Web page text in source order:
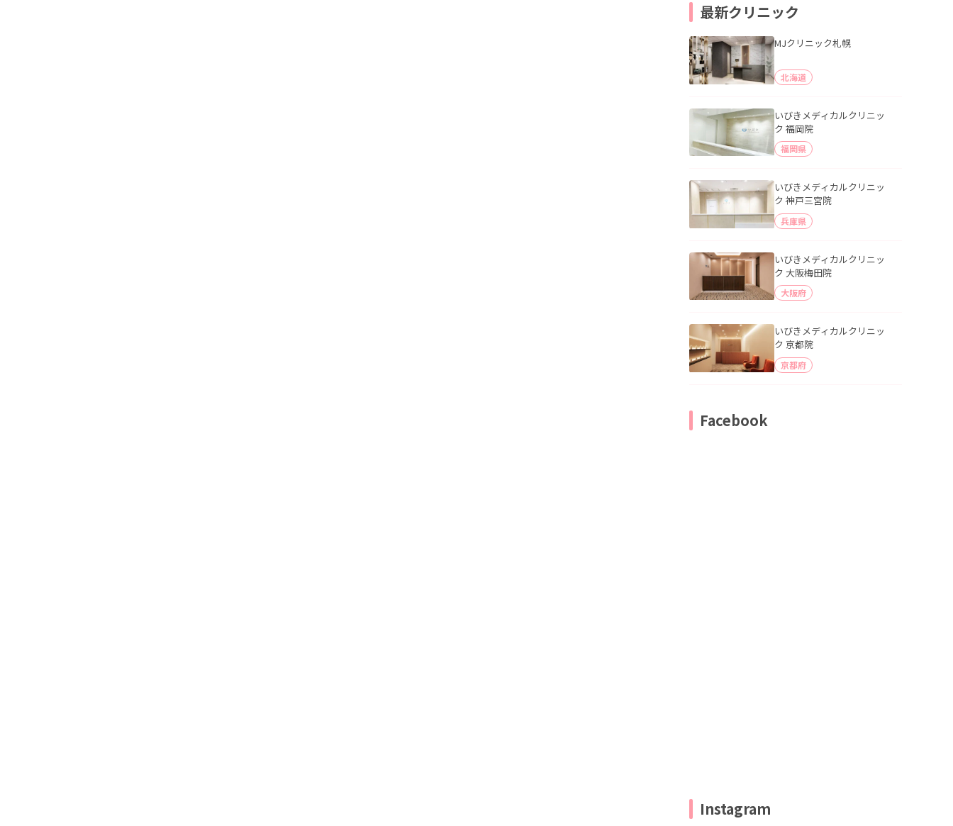
最新クリニック
MJクリニック札幌
北海道
いびきメディカルクリニッ
ク 福岡院
福岡県
いびきメディカルクリニッ
ク 神戸三宮院
兵庫県
いびきメディカルクリニッ
ク 大阪梅田院
大阪府
いびきメディカルクリニッ
ク 京都院
京都府
Facebook
Instagram